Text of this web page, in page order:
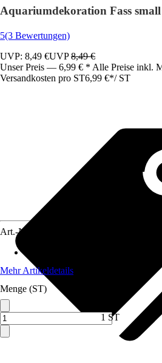
Aquariumdekoration Fass small
5(3 Bewertungen)
UVP: 8,49 €UVP8,49 €
Unser Preis — 6,99 € * Alle Preise inkl.
Versandkosten pro ST6,99 €*/ ST
Art.-Nr.
Mehr Artikeldetails
Menge (ST)
1 ST